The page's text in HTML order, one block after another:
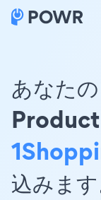
あなた
込みます